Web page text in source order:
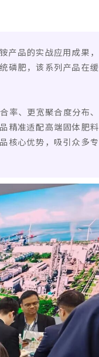
品的实战应用成果，
磷肥，该系列产品在缓
、更宽聚合度分布、
精准适配高端固体肥料
核心优势，吸引众多专